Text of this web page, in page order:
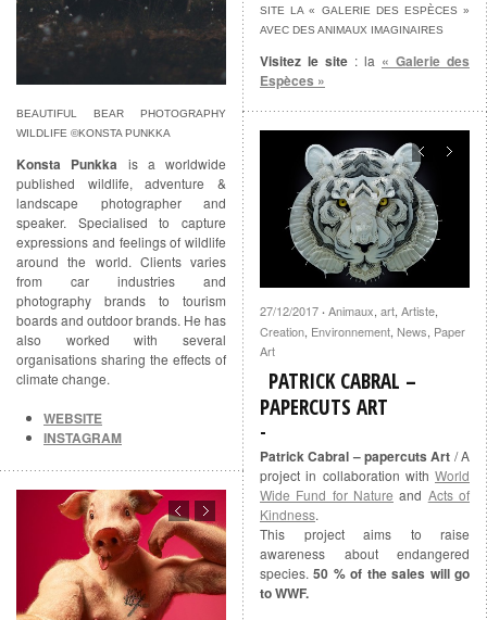
SITE LA « GALERIE DES ESPÈCES »
AVEC DES ANIMAUX IMAGINAIRES
Visitez le site : la « Galerie des
Espèces »
BEAUTIFUL BEAR PHOTOGRAPHY
WILDLIFE ©KONSTA PUNKKA
Konsta Punkka is a worldwide
published wildlife, adventure &
landscape photographer and
speaker. Specialised to capture
expressions and feelings of wildlife
around the world. Clients varies
from car industries and
photography brands to tourism
boards and outdoor brands. He has
also worked with several
organisations sharing the effects of
climate change.
WEBSITE
INSTAGRAM
27/12/2017 · Animaux, art, Artiste,
Creation, Environnement, News, Paper
Art
PATRICK CABRAL –
PAPERCUTS ART
Patrick Cabral – papercuts Art / A
project in collaboration with World
Wide Fund for Nature and Acts of
Kindness.
This project aims to raise
awareness about endangered
species.50 % of the sales will go
to WWF.